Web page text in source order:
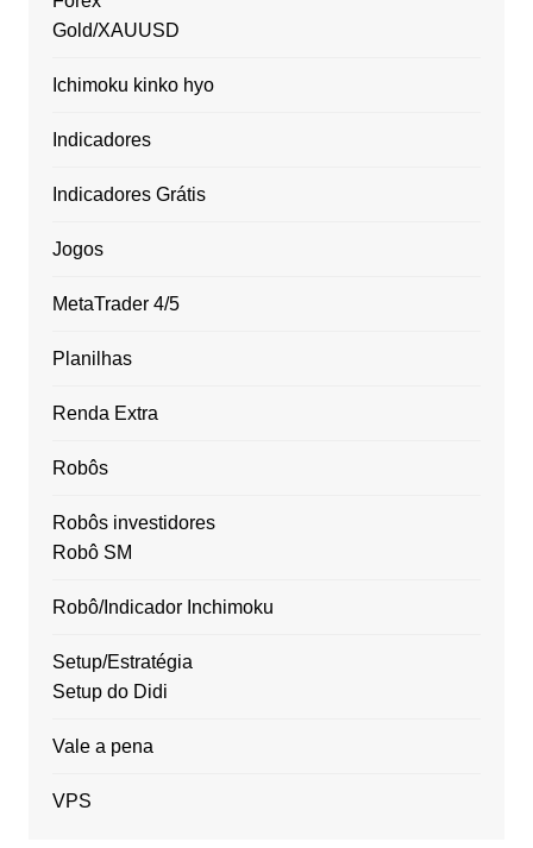
Gold/XAUUSD
Ichimoku kinko hyo
Indicadores
Indicadores Grátis
Jogos
MetaTrader 4/5
Planilhas
Renda Extra
Robôs
Robôs investidores
Robô SM
Robô/Indicador Inchimoku
Setup/Estratégia
Setup do Didi
Vale a pena
VPS